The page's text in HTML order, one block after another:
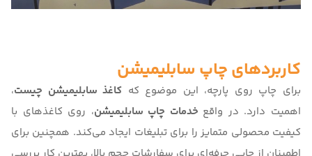
کاربردهای چاپ سابلیمیشن
برای چاپ روی پارچه، این موضوع که کاغذ سابلیمیشن چیست،
اهمیت دارد. در واقع خدمات چاپ سابلیمیشن، روی کاغذهای با
کیفیت محصولی متمایز را برای تبلیغات ایجاد می‌کند. همچنین برای